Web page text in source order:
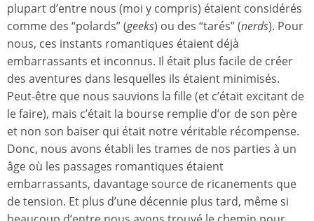
plupart d’entre nous (moi y compris) étaient considérés
comme des “polards” (geeks) ou des “tarés” (nerds). Pour
nous, ces instants romantiques étaient déjà
embarrassants et inconnus. Il était plus facile de créer
des aventures dans lesquelles ils étaient minimisés.
Peut-être que nous sauvions la fille (et c’était excitant de
le faire), mais c’était la bourse remplie d’or de son père
et non son baiser qui était notre véritable récompense.
Donc, nous avons établi les trames de nos parties à un
âge où les passages romantiques étaient
embarrassants, davantage source de ricanements que
de tension. Et plus d’une décennie plus tard, même si